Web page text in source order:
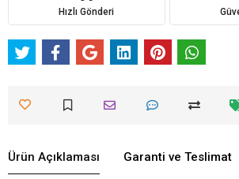
Hızlı Gönderi
Ürün Açıklaması Garanti ve Teslimat